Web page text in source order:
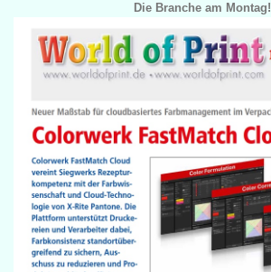
Die Branche am Montag!